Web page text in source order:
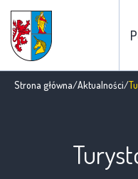
Strona główna/Aktualności/